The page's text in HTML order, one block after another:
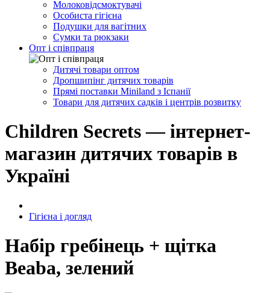
Молоковідсмоктувачі
Особиста гігієна
Подушки для вагітних
Сумки та рюкзаки
Опт і співпраця
Дитячі товари оптом
Дропшипінг дитячих товарів
Прямі поставки Miniland з Іспанії
Товари для дитячих садків і центрів розвитку
Children Secrets — інтернет-
магазин дитячих товарів в
Україні
Гігієна і догляд
Набір гребінець + щітка
Beaba, зелений